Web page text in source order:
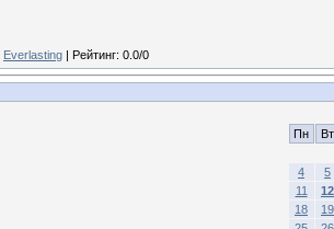
Everlasting | Рейтинг: 0.0/0
Пн Вт
4
5
11
12
18
19